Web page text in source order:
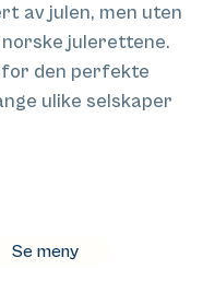
av julen, men uten
norske julerettene.
den perfekte
ulike selskaper
Se meny